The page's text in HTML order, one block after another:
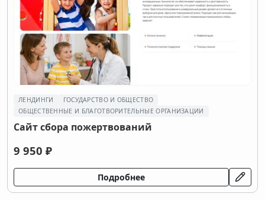
ЛЕНДИНГИ
ГОСУДАРСТВО И ОБЩЕСТВО
ОБЩЕСТВЕННЫЕ И БЛАГОТВОРИТЕЛЬНЫЕ ОРГАНИЗАЦИИ
Сайт сбора пожертвований
9 950 ₽
Подробнее